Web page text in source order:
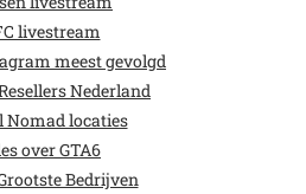
livestream
meest gevolgd
Nederland
Nomad locaties
over GTA6
Bedrijven